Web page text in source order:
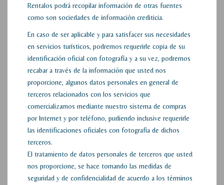
Rentalos podrá recopilar información de otras fuentes
como son sociedades de información crediticia.
En caso de ser aplicable y para satisfacer sus necesidades
en servicios turísticos, podremos requerirle copia de su
identificación oficial con fotografía y a su vez, podremos
recabar a través de la información que usted nos
proporcione, algunos datos personales en general de
terceros relacionados con los servicios que
comercializamos mediante nuestro sistema de compras
por Internet y por teléfono, pudiendo inclusive requerirle
las identificaciones oficiales con fotografía de dichos
terceros.
El tratamiento de datos personales de terceros que usted
nos proporcione, se hace tomando las medidas de
seguridad y de confidencialidad de acuerdo a los términos